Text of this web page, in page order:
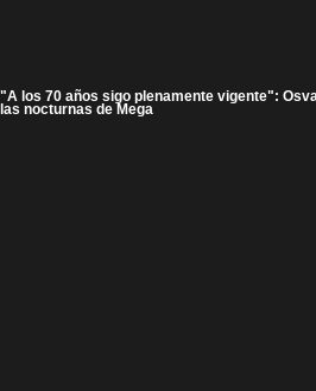
"A los 70 años sigo plenamente vigente":
las nocturnas de Mega